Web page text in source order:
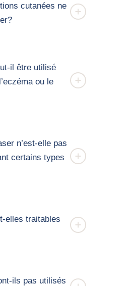
cutanées ne
il être utilisé
ou le
n’est-elle pas
certains types
elles traitables
ils pas utilisés